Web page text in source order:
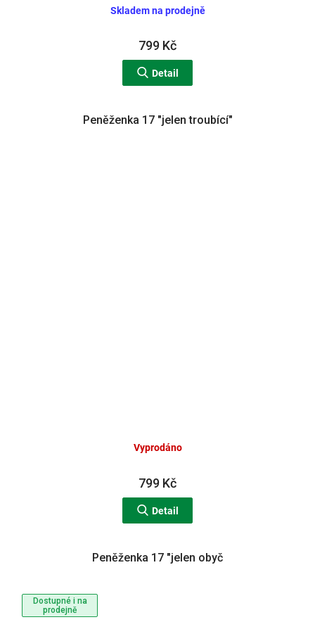
Skladem na prodejně
799 Kč
Detail
Peněženka 17 "jelen troubící"
Vyprodáno
799 Kč
Detail
Dostupné i na
prodejně
Peněženka 17 "jelen obyč